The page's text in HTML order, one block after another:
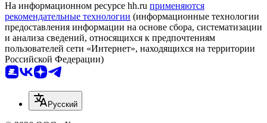
На информационном ресурсе hh.ru применяются
рекомендательные технологии (информационные технологии
предоставления информации на основе сбора, систематизации
и анализа сведений, относящихся к предпочтениям
пользователей сети «Интернет», находящихся на территории
Российской Федерации)
Русский